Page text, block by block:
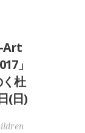
Art
」
杜
(日)